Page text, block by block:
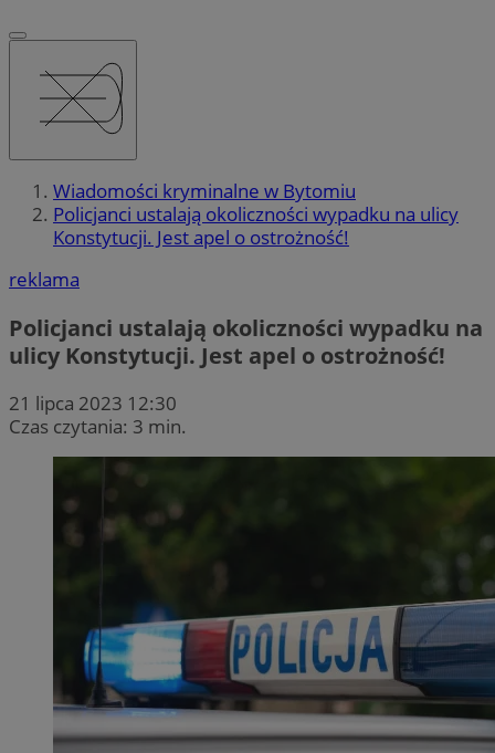
Wiadomości kryminalne w Bytomiu
Policjanci ustalają okoliczności wypadku na ulicy
Konstytucji. Jest apel o ostrożność!
reklama
Policjanci ustalają okoliczności wypadku na
ulicy Konstytucji. Jest apel o ostrożność!
21 lipca 2023 12:30
Czas czytania: 3 min.